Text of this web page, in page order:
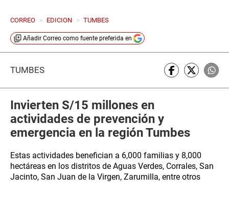
CORREO > EDICION > TUMBES
Añadir Correo como fuente preferida en
TUMBES
Invierten S/15 millones en
actividades de prevención y
emergencia en la región Tumbes
Estas actividades benefician a 6,000 familias y 8,000
hectáreas en los distritos de Aguas Verdes, Corrales, San
Jacinto, San Juan de la Virgen, Zarumilla, entre otros